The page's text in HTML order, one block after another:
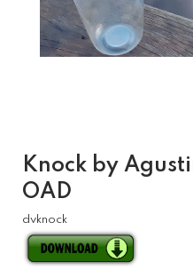
Knock by
OAD
dvknock